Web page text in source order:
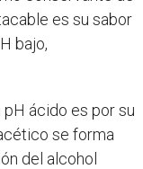
es su sabor
bajo,
pH ácido es por su
se forma
del alcohol